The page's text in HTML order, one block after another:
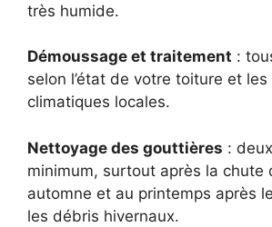
très humide.
Démoussage et traitement :
selon l’état de votre toiture et
climatiques locales.
Nettoyage des gouttières :
minimum, surtout après la chute
automne et au printemps après
les débris hivernaux.